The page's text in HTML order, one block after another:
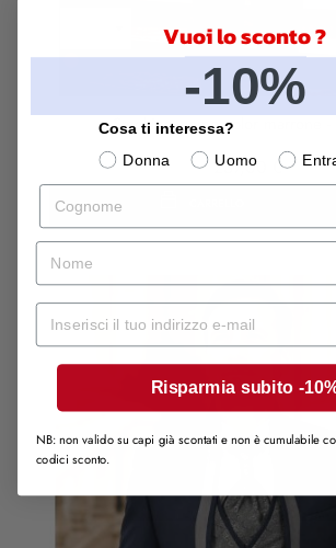
Smoking uomo color marrone -
237,00 €
Vuoi lo sconto ?
-10%
Cosa ti interessa?
Donna
Uomo
Cognome
nome
Mail
Risparmia subito -
NB: non valido su capi già scontati e non è cumulabile
codici sconto.